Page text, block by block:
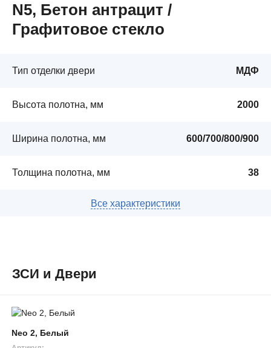
N5, Бетон антрацит /
Графитовое стекло
Тип отделки двери МДФ
Высота полотна, мм 2000
Ширина полотна, мм 600/700/800/900
Толщина полотна, мм 38
ЗСИ и Двери
Neo 2, Белый